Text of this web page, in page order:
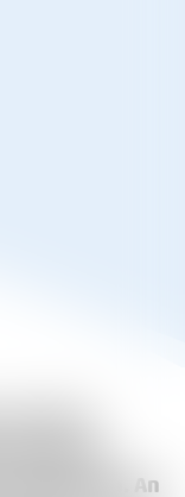
aktiv
das
An